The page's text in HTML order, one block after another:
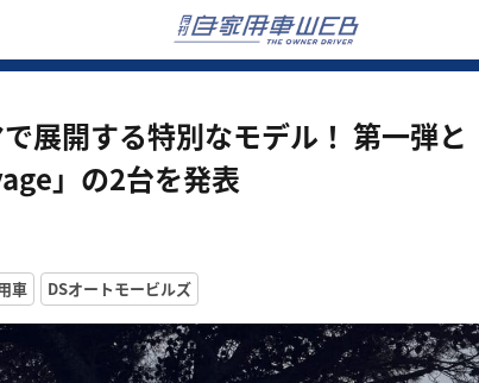
展開する特別なモデル！ 第一弾と
」の2台を発表
車 DSオートモービルズ